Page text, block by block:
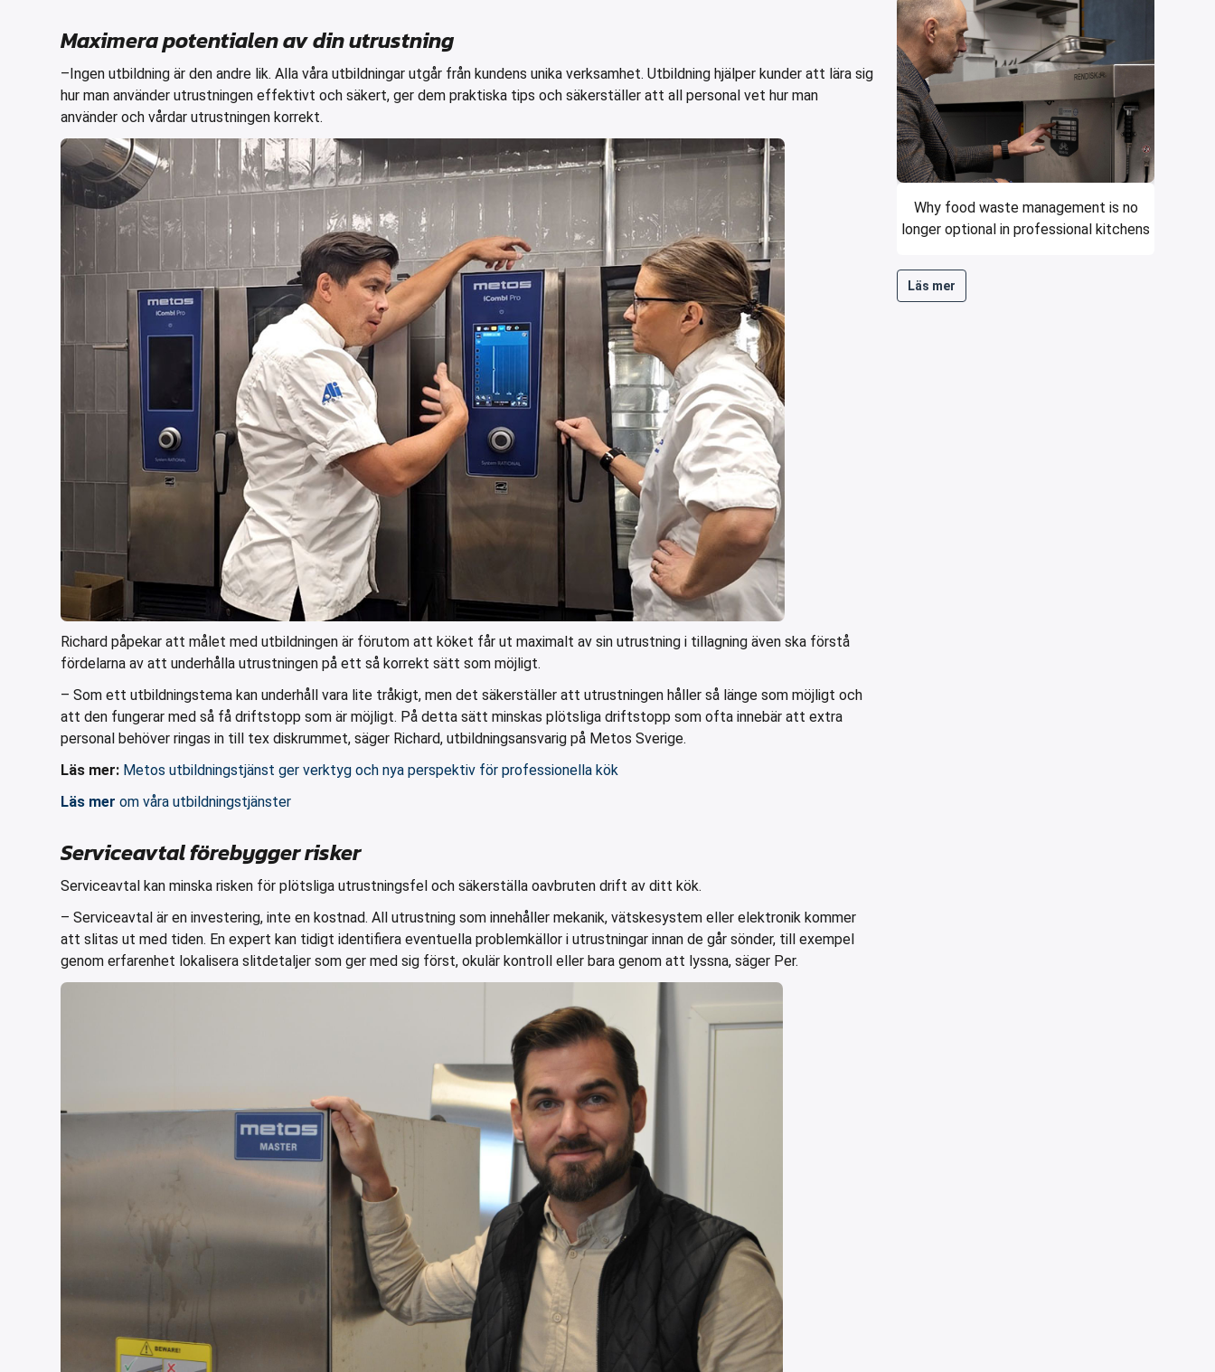
Maximera potentialen av din utrustning
–Ingen utbildning är den andre lik. Alla våra utbildningar utgår från kundens unika verksamhet. Utbildning hjälper kunder att lära sig
hur man använder utrustningen effektivt och säkert, ger dem praktiska tips och säkerställer att all personal vet hur man
använder och vårdar utrustningen korrekt.
Richard påpekar att målet med utbildningen är förutom att köket får ut maximalt av sin utrustning i tillagning även ska förstå
fördelarna av att underhålla utrustningen på ett så korrekt sätt som möjligt.
– Som ett utbildningstema kan underhåll vara lite tråkigt, men det säkerställer att utrustningen håller så länge som möjligt och
att den fungerar med så få driftstopp som är möjligt. På detta sätt minskas plötsliga driftstopp som ofta innebär att extra
personal behöver ringas in till tex diskrummet, säger Richard, utbildningsansvarig på Metos Sverige.
Läs mer: Metos utbildningstjänst ger verktyg och nya perspektiv för professionella kök
Läs merom våra utbildningstjänster
Serviceavtal förebygger risker
Serviceavtal kan minska risken för plötsliga utrustningsfel och säkerställa oavbruten drift av ditt kök.
– Serviceavtal är en investering, inte en kostnad. All utrustning som innehåller mekanik, vätskesystem eller elektronik kommer
att slitas ut med tiden. En expert kan tidigt identifiera eventuella problemkällor i utrustningar innan de går sönder, till exempel
genom erfarenhet lokalisera slitdetaljer som ger med sig först, okulär kontroll eller bara genom att lyssna, säger Per.
Why food waste management is no
longer optional in professional kitchens
Läs mer